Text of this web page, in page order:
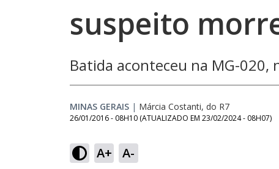
suspeito
Batida aconteceu na MG-
MINAS GERAIS | Márcia Costanti, do R7
26/01/2016 - 08H10 (ATUALIZADO EM 23/02/2024 - 08H07)
A+ A-